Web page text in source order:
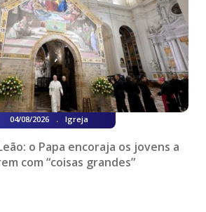
04/08/2026 . Igreja
o Papa encoraja os jovens a
com “coisas grandes”